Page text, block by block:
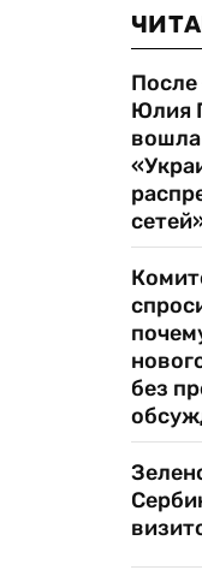
После
Юлия
без